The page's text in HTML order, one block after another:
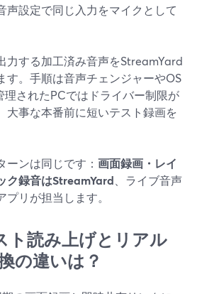
声設定で同じ入力をマイクとして
力する加工済み音声をStreamYard
す。手順は音声チェンジャーやOS
理されたPCではドライバー制限が
大事な本番前に短いテスト録画を
ーンは同じです： 画面録画・レイ
ク録音はStreamYard 、ライブ音声
リが担当します。
ト読み上げとリアル
の違いは？